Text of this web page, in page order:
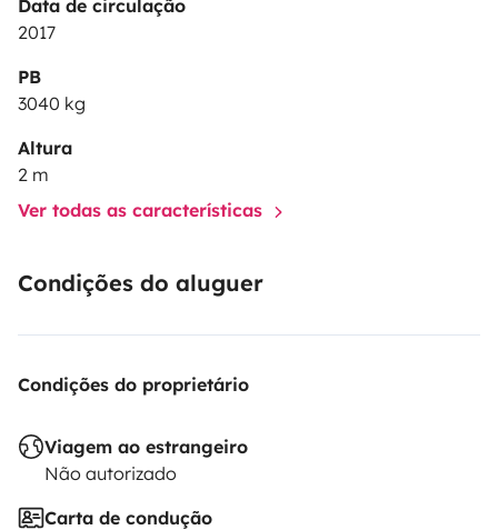
Data de circulação
2017
PB
3040 kg
Altura
2 m
Ver todas as características
Condições do aluguer
Condições do proprietário
Viagem ao estrangeiro
Não autorizado
Carta de condução